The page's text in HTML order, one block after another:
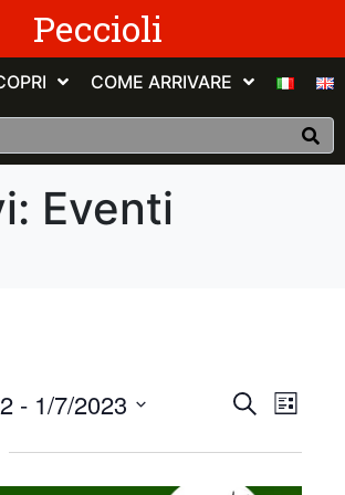
Peccioli
COME ARRIVARE
Eventi
E
v
C
r
a
E
e
E
e
- 1/7/2023